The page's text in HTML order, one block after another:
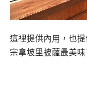
這裡提供內用，也
宗拿坡里披薩最美味